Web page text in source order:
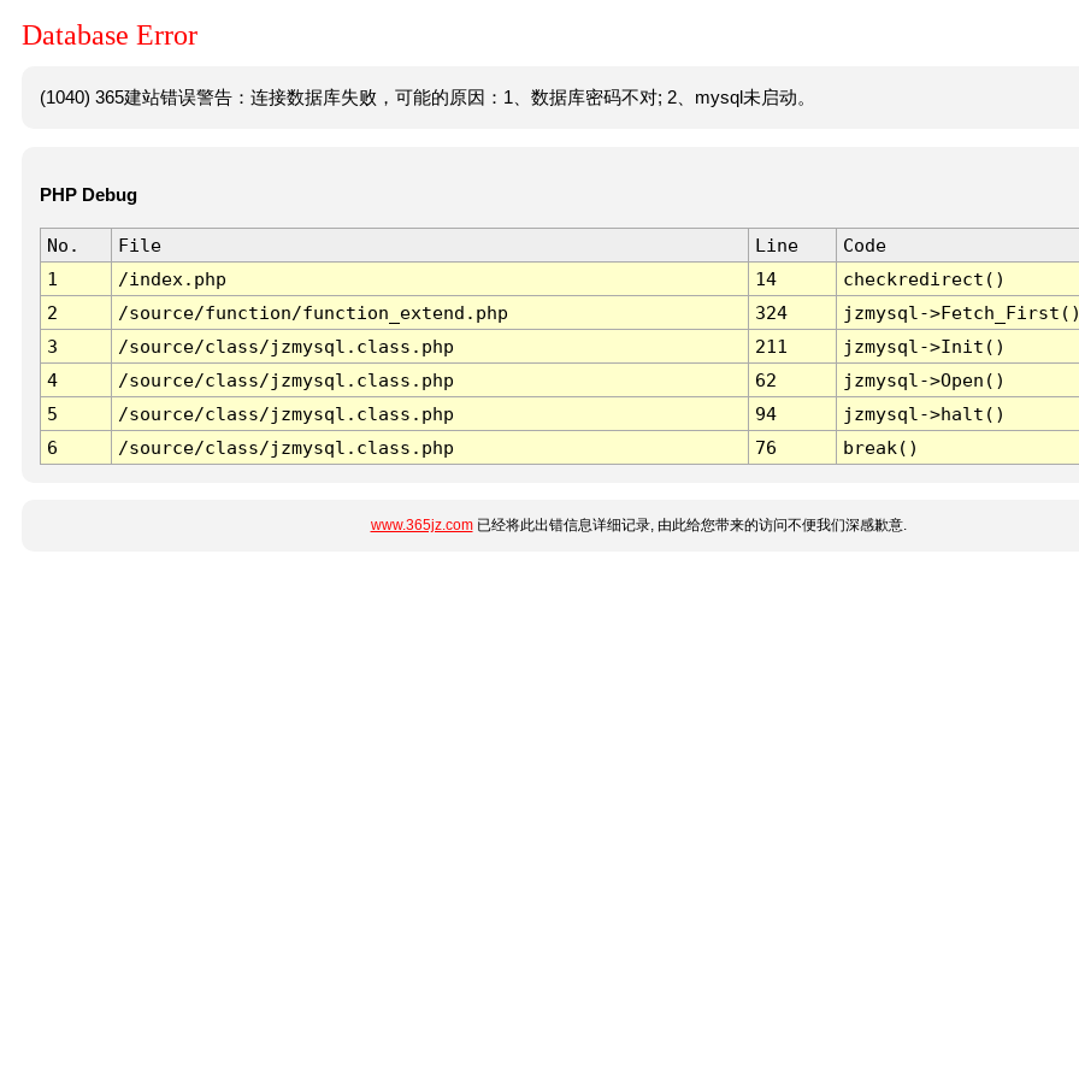
Database Error
(1040) 365建站错误警告：连接数据库失败，可能的原因：1、数据库密码不对; 2、mysql未启动。
PHP Debug
No. File Line
Code
1
/index.php 14
checkredirect()
2
/source/function/function_extend.php 324
jzmysql-
3
/source/class/jzmysql.class.php 211
jzmysql->Init()
4
/source/class/jzmysql.class.php 62
jzmysql->Open()
5
/source/class/jzmysql.class.php 94
jzmysql->halt()
6
/source/class/jzmysql.class.php 76 break()
www.365jz.com已经将此出错信息详细记录, 由此给您带来的访问不便我们深感歉意.